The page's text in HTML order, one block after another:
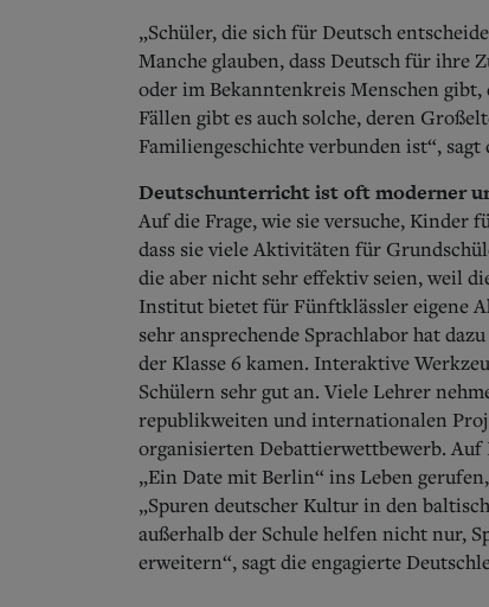
„Schüler, die sich für Deutsch
Manche glauben, dass Deutsch für
oder im Bekanntenkreis Menschen
Fällen gibt es auch solche, deren
Familiengeschichte verbunden ist“,
Deutschunterricht ist oft moderner
Auf die Frage, wie sie versuche, Kinder
dass sie viele Aktivitäten für
die aber nicht sehr effektiv seien, weil
Institut bietet für Fünftklässler eigene
sehr ansprechende Sprachlabor hat
der Klasse 6 kamen. Interaktive
Schülern sehr gut an. Viele Lehrer
republikweiten und internationalen
organisierten Debattierwettbewerb.
„Ein Date mit Berlin“ ins Leben
„Spuren deutscher Kultur in den
außerhalb der Schule helfen nicht nur,
erweitern“, sagt die engagierte